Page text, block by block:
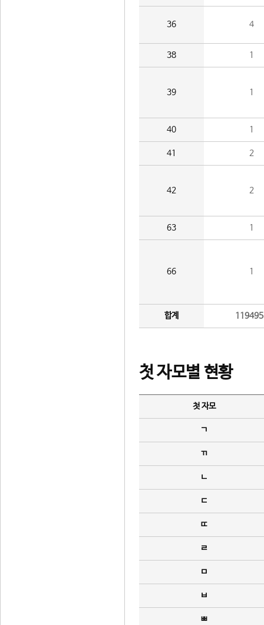
36 4
38 1
39 1
40 1
41 2
42 2
63 1
66 1
합계
첫 자모별 현황
첫 자모
ㄱ
ㄲ
ㄴ
ㄷ
ㄸ
ㄹ
ㅁ
ㅂ
ㅃ